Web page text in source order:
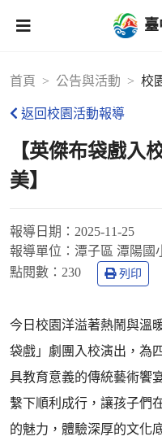
首頁 公告與活動 校
返回校園活動報導
【英傑布袋戲入
美】
報導日期： 2025-11-25
報導單位： 潭子區 潭陽國
點閱數： 230 列印
今日校園洋溢著熱鬧與溫
袋戲」劇團入校演出，為
具教育意義的傳統藝術饗
繫下順利成行，讓孩子們
的魅力，體驗深厚的文化